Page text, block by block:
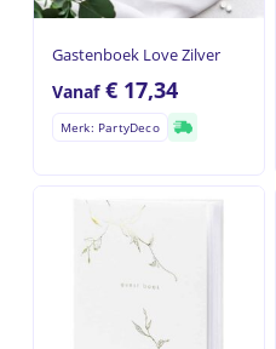
Gastenboek Love Zilver
Vanaf€ 17,34
Merk: PartyDeco